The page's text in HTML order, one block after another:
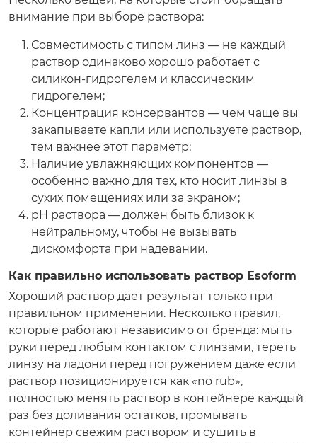
внимание при выборе раствора:
Совместимость с типом линз — не каждый
раствор одинаково хорошо работает с
силикон-гидрогелем и классическим
гидрогелем;
Концентрация консервантов — чем чаще вы
закапываете капли или используете раствор,
тем важнее этот параметр;
Наличие увлажняющих компонентов —
особенно важно для тех, кто носит линзы в
сухих помещениях или за экраном;
pH раствора — должен быть близок к
нейтральному, чтобы не вызывать
дискомфорта при надевании.
Как правильно использовать раствор Esoform
Хороший раствор даёт результат только при
правильном применении. Несколько правил,
которые работают независимо от бренда: мыть
руки перед любым контактом с линзами, тереть
линзу на ладони перед погружением даже если
раствор позиционируется как «no rub»,
полностью менять раствор в контейнере каждый
раз без доливания остатков, промывать
контейнер свежим раствором и сушить в